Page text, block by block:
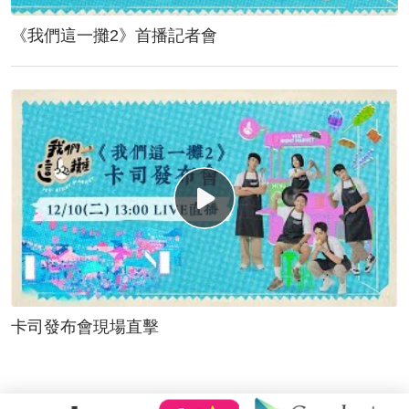
《我們這一攤2》首播記者會
卡司發布會現場直擊